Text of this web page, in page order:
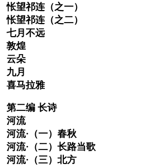
怅望祁连（之一）
怅望祁连（之二）
七月不远
敦煌
云朵
九月
喜马拉雅
第二编 长诗
河流
河流·（一）春秋
河流·（二）长路当歌
河流·（三）北方